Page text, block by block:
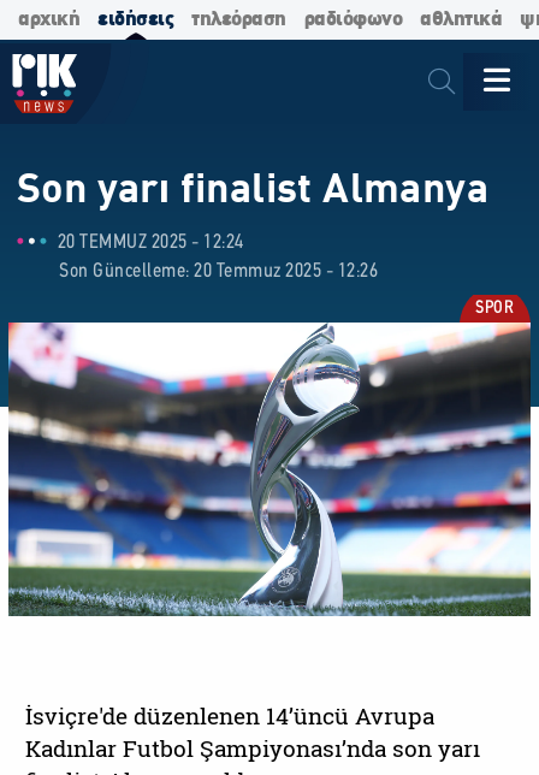
αρχική ειδήσεις τηλεόραση ραδιόφωνο αθλητικά
Son yarı finalist Almanya
20 TEMMUZ 2025 - 12:24
Son Güncelleme: 20 Temmuz 2025 - 12:26
SPOR
İsviçre'de düzenlenen 14’üncü Avrupa
Kadınlar Futbol Şampiyonası’nda son yarı